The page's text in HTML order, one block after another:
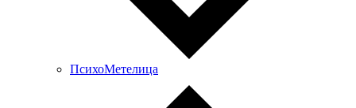
ПсихоМетелица